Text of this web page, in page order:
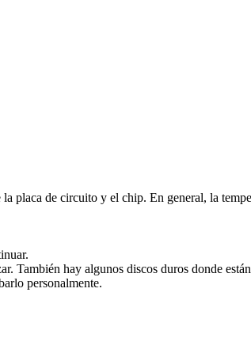
placa de circuito y el chip. En general, la
También hay algunos discos duros donde
personalmente.